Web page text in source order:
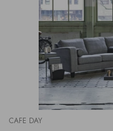
CAFE DAY